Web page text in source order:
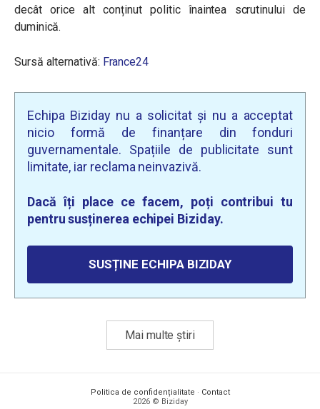
decât orice alt conținut politic înaintea scrutinului de
duminică.
Sursă alternativă: France24
Echipa Biziday nu a solicitat și nu a acceptat
nicio formă de finanțare din fonduri
guvernamentale. Spațiile de publicitate sunt
limitate, iar reclama neinvazivă.
Dacă îți place ce facem, poți contribui tu
pentru susținerea echipei Biziday.
SUSȚINE ECHIPA BIZIDAY
Mai multe știri
Politica de confidențialitate · Contact
2026 © Biziday